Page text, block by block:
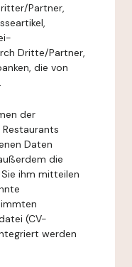
Partner,
Dritte/Partner,
die von
der
Daten
die
ihm mitteilen
(CV-
werden